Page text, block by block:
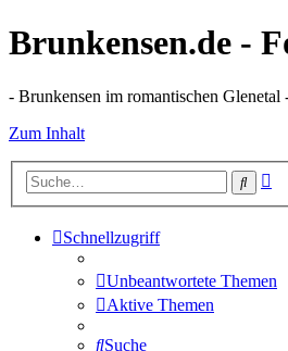
Brunkensen.de -
- Brunkensen im romantischen Glenetal
Zum Inhalt
Suche
Schnellzugriff
Unbeantwortete Themen
Aktive Themen
Suche